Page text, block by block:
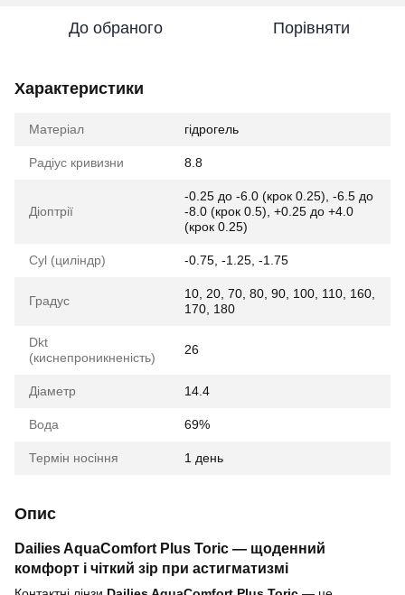
До обраного Порівняти
Характеристики
Матеріал гідрогель
Радіус кривизни 8.8
Діоптрії
-0.25 до -6.0 (крок 0.25), -6.5 до
-8.0 (крок 0.5), +0.25 до +4.0
(крок 0.25)
Cyl (циліндр) -0.75, -1.25, -1.75
Градус
10, 20, 70, 80, 90, 100, 110, 160,
170, 180
Dkt
(киснепроникненість)
26
Діаметр 14.4
Вода 69%
Термін носіння 1 день
Опис
Dailies AquaComfort Plus Toric — щоденний
комфорт і чіткий зір при астигматизмі